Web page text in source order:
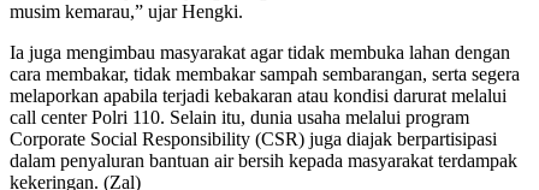
musim kemarau,” ujar Hengki.
Ia juga mengimbau masyarakat agar tidak membuka lahan dengan
cara membakar, tidak membakar sampah sembarangan, serta segera
melaporkan apabila terjadi kebakaran atau kondisi darurat melalui
call center Polri 110. Selain itu, dunia usaha melalui program
Corporate Social Responsibility (CSR) juga diajak berpartisipasi
dalam penyaluran bantuan air bersih kepada masyarakat terdampak
kekeringan. (Zal)